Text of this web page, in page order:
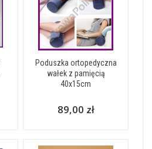
Poduszka ortopedyczna
wałek z pamięcią
40x15cm
89,00 zł